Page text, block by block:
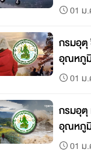
01 ม
กรมอุตุ
อุณหภูมิ
01 ม
กรมอุตุ
อุณหภูมิ
01 ม